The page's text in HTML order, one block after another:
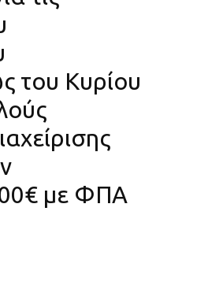
του Κυρίου
με ΦΠΑ